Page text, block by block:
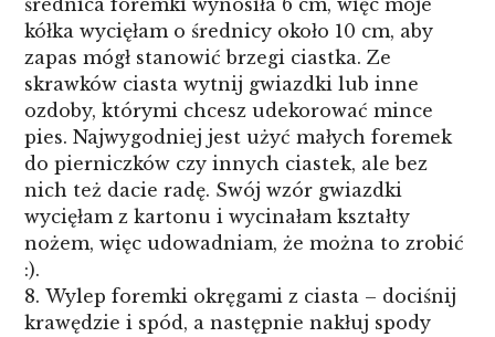
średnica foremki wynosiła 6 cm, więc moje
kółka wycięłam o średnicy około 10 cm, aby
zapas mógł stanowić brzegi ciastka. Ze
skrawków ciasta wytnij gwiazdki lub inne
ozdoby, którymi chcesz udekorować mince
pies. Najwygodniej jest użyć małych foremek
do pierniczków czy innych ciastek, ale bez
nich też dacie radę. Swój wzór gwiazdki
wycięłam z kartonu i wycinałam kształty
nożem, więc udowadniam, że można to zrobić
:).
Wylep foremki okręgami z ciasta – dociśnij
krawędzie i spód, a następnie nakłuj spody